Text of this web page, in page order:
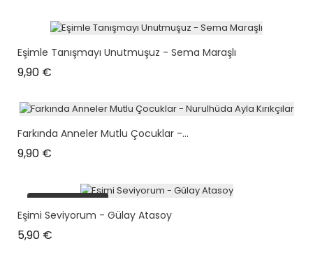
Eşimle Tanışmayı Unutmuşuz - Sema Maraşlı
9,90 €
Farkında Anneler Mutlu Çocuklar -...
9,90 €
plus en stock
Eşimi Seviyorum - Gülay Atasoy
5,90 €